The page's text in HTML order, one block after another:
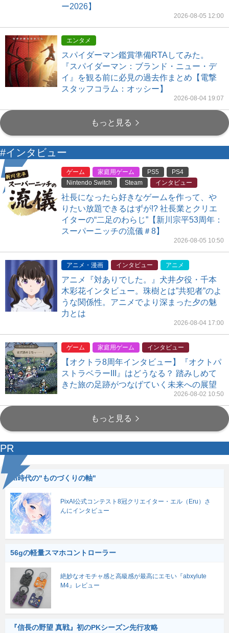
ー2026】
2026-08-05 12:00
エンタメ
スパイダーマン鑑賞準備RTAしてみた。
『スパイダーマン：ブランド・ニュー・デ
イ』を観る前に必見の過去作まとめ【電撃
スタッフコラム：オッシー】
2026-08-04 19:07
もっと見る
#インタビュー
ゲーム 家庭用ゲーム PS5
PS4
Nintendo Switch
Steam インタビュー
社長になったら好きなゲームを作って、や
りたい放題できるはずが!? 社長業とクリエ
イターの“二足のわらじ”【新川宗平53周年：
スーパーニッチの流儀＃8】
2026-08-05 10:50
アニメ・漫画 インタビュー アニメ
アニメ『対ありでした。』犬井夕役・千本
木彩花インタビュー。珠樹とは”共犯者”のよ
うな関係性。アニメでより深まった夕の魅
力とは
2026-08-04 17:00
ゲーム 家庭用ゲーム インタビュー
【オクトラ8周年インタビュー】『オクトパ
ストラベラーIII』はどうなる？ 踏みしめて
きた旅の足跡がつなげていく未来への展望
2026-08-02 10:50
もっと見る
PR
AI時代の"ものづくりの軸"
PixAI公式コンテスト8冠クリエイター・エル（Eru）さ
んにインタビュー
56gの軽量スマホコントローラー
絶妙なオモチャ感と高級感が最高にエモい『abxylute
M4』レビュー
『信長の野望 真戦』初のPKシーズン先行攻略